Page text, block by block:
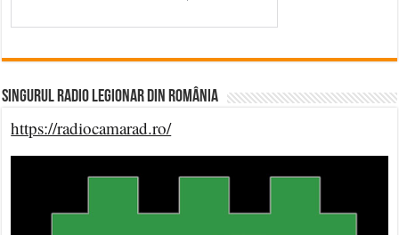
Singurul Radio Legionar din România
https://radiocamarad.ro/